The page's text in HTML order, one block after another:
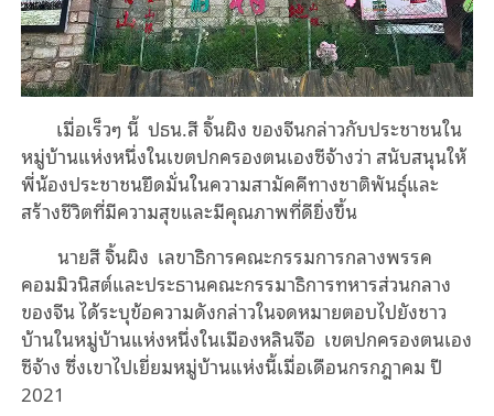
เมื่อเร็วๆ นี้ ปธน.สี จิ้นผิง ของจีนกล่าวกับประชาชนใน
หมู่บ้านแห่งหนึ่งในเขตปกครองตนเองซีจ้างว่า สนับสนุนให้
พี่น้องประชาชนยึดมั่นในความสามัคคีทางชาติพันธุ์และ
สร้างชีวิตที่มีความสุขและมีคุณภาพที่ดียิ่งขึ้น
นายสี จิ้นผิง เลขาธิการคณะกรรมการกลางพรรค
คอมมิวนิสต์และประธานคณะกรรมาธิการทหารส่วนกลาง
ของจีน ได้ระบุข้อความดังกล่าวในจดหมายตอบไปยังชาว
บ้านในหมู่บ้านแห่งหนึ่งในเมืองหลินจือ เขตปกครองตนเอง
ซีจ้าง ซึ่งเขาไปเยี่ยมหมู่บ้านแห่งนี้เมื่อเดือนกรกฎาคม ปี
2021